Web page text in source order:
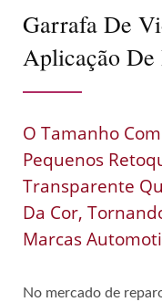
Garrafa De
Aplicação De
O Tamanho
Pequenos
Transparente
Da Cor,
Marcas
No mercado de